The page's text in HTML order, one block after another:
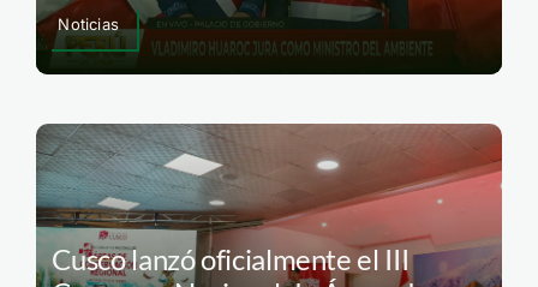
Noticias
Cusco lanzó oficialmente el III